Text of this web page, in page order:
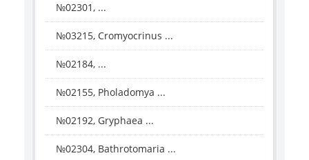
№02301, ...
№03215, Cromyocrinus ...
№02184, ...
№02155, Pholadomya ...
№02192, Gryphaea ...
№02304, Bathrotomaria ...